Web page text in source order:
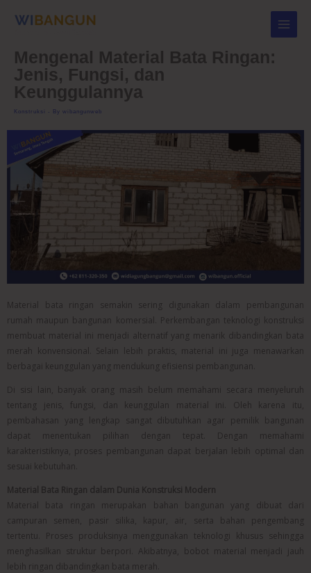
Mengenal Material Bata Ringan:
Jenis, Fungsi, dan
Keunggulannya
Konstruksi - By wibangunweb
Material bata ringan semakin sering digunakan dalam pembangunan
rumah maupun bangunan komersial. Perkembangan teknologi konstruksi
membuat material ini menjadi alternatif yang menarik dibandingkan bata
merah konvensional. Selain lebih praktis, material ini juga menawarkan
berbagai keunggulan yang mendukung efisiensi pembangunan.
Di sisi lain, banyak orang masih belum memahami secara menyeluruh
tentang jenis, fungsi, dan keunggulan material ini. Oleh karena itu,
pembahasan yang lengkap sangat dibutuhkan agar pemilik bangunan
dapat menentukan pilihan dengan tepat. Dengan memahami
karakteristiknya, proses pembangunan dapat berjalan lebih optimal dan
sesuai kebutuhan.
Material Bata Ringan dalam Dunia Konstruksi Modern
Material bata ringan merupakan bahan bangunan yang dibuat dari
campuran semen, pasir silika, kapur, air, serta bahan pengembang
tertentu. Proses produksinya menggunakan teknologi khusus sehingga
menghasilkan struktur berpori. Akibatnya, bobot material menjadi jauh
lebih ringan dibandingkan bata merah.